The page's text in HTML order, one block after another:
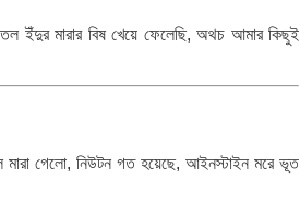
ইঁদুর মারার বিষ খেয়ে ফেলেছি, অথচ আমার কিছুই
মারা গেলো, নিউটন গত হয়েছে, আইনস্টাইন মরে ভূত